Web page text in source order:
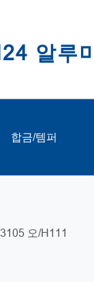
알루
합금/템퍼
3105 오/H111